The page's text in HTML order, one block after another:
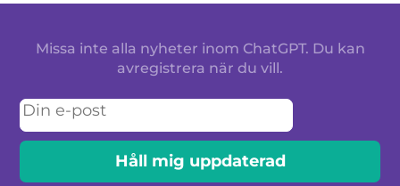
Missa inte alla nyheter inom ChatGPT. Du kan
avregistrera när du vill.
Email
Håll mig uppdaterad